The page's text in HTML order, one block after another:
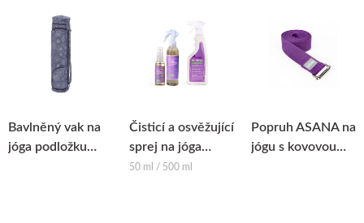
Bavlněný vak na
jóga podložku
Čisticí a osvěžující
sprej na jóga
podložku Mat
50 ml / 500 ml
Popruh ASANA na
jógu s kovovou